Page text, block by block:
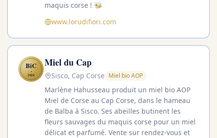
maquis corse ! 🐝
www.lorudifiori.com
BiC
✦
2026
Miel du Cap
Sisco, Cap Corse Miel bio AOP
Marlène Hahusseau produit un miel bio AOP
Miel de Corse au Cap Corse, dans le hameau
de Balba à Sisco. Ses abeilles butinent les
fleurs sauvages du maquis corse pour un miel
délicat et parfumé. Vente sur rendez-vous et